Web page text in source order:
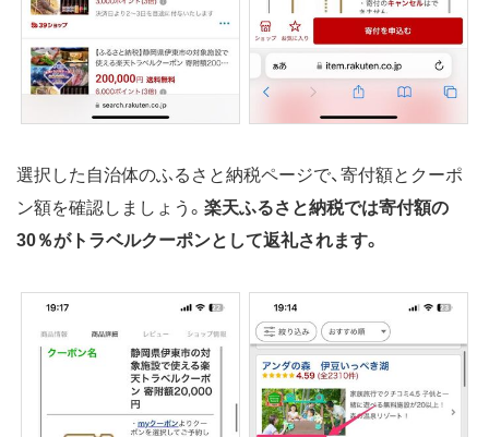
選択した自治体のふるさと納税ページで、寄付額とクーポ
ン額を確認しましょう。 楽天ふるさと納税では寄付額の
30％がトラベルクーポンとして返礼されます。